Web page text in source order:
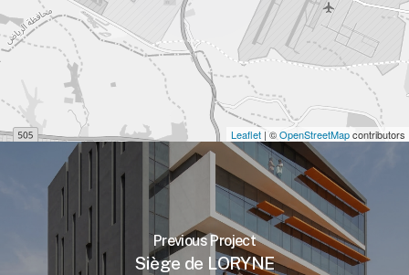
Leaflet | ©OpenStreetMapcontributors
Previous Project
Siège de LORYNE